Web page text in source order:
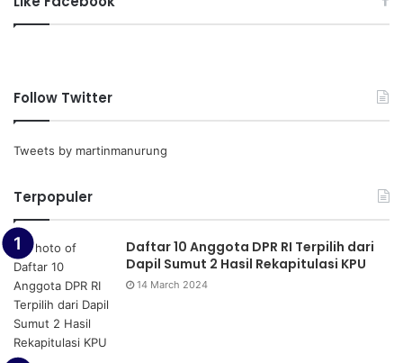
Follow Twitter
Tweets by martinmanurung
Terpopuler
Daftar 10 Anggota DPR RI Terpilih dari
Dapil Sumut 2 Hasil Rekapitulasi KPU
14 March 2024